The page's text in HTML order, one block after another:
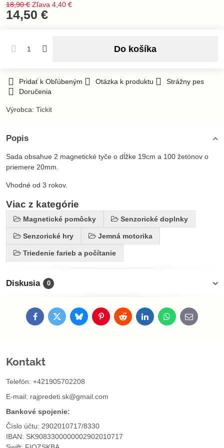
18,90 € Zľava 4,40 €
14,50 €
Do košíka
Pridať k Obľúbeným Otázka k produktu
Strážny pes
Doručenia
Výrobca: Tickit
Popis
Sada obsahue 2 magnetické tyče o dĺžke 19cm a 100 žetónov o
priemere 20mm.
Vhodné od 3 rokov.
Viac z kategórie
Magnetické pomôcky Senzorické doplnky
Senzorické hry Jemná motorika
Triedenie farieb a počítanie
Diskusia 0
FacebookTwitterBlueskyPinterestRedditLinkedInWhatsApp
E-
mail
Kontakt
Telefón: +421905702208
E-mail: rajpredeti.sk@gmail.com
Bankové spojenie:
Číslo účtu: 2902010717/8330
IBAN: SK9083300000002902010717